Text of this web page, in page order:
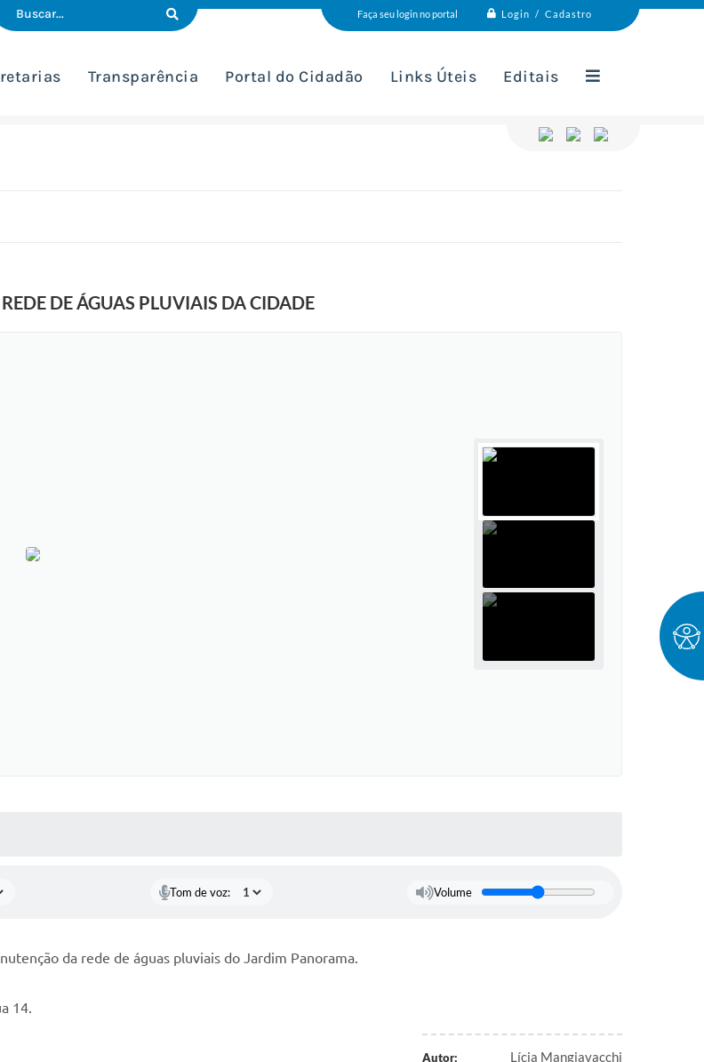
Faça seu login no portal Login / Cadastro
Transparência Portal do Cidadão Links Úteis Editais
DE ÁGUAS PLUVIAIS DA CIDADE
Tom de voz: Volume
da rede de águas pluviais do Jardim Panorama.
14.
Autor: Lícia Mangiavacchi